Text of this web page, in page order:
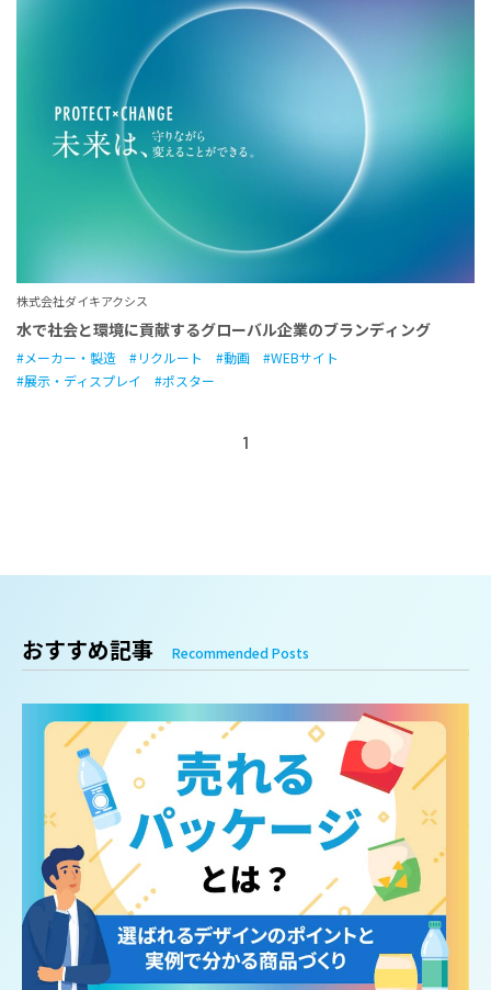
株式会社ダイキアクシス
水で社会と環境に貢献するグローバル企業のブランディング
メーカー・製造 リクルート 動画
WEBサイト
展示・ディスプレイ
ポスター
1
おすすめ記事 Recommended Posts